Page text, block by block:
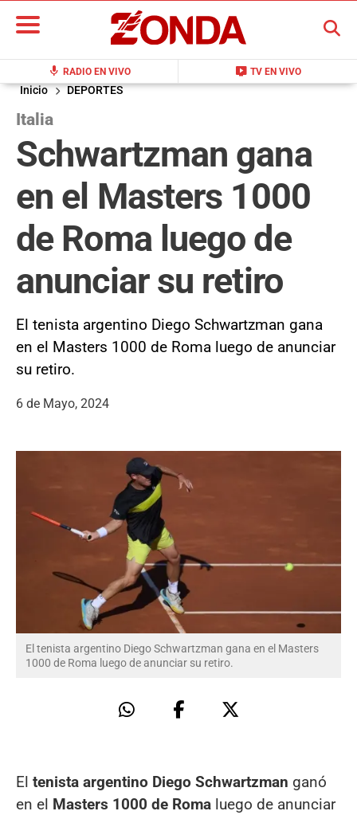
mic RADIO EN VIVO live_tv TV EN VIVO
BUSCAR
Inicio DEPORTES
Italia
Schwartzman gana
en el Masters 1000
de Roma luego de
anunciar su retiro
El tenista argentino Diego Schwartzman gana
en el Masters 1000 de Roma luego de anunciar
su retiro.
6 de Mayo, 2024
El tenista argentino Diego Schwartzman gana en el Masters
1000 de Roma luego de anunciar su retiro.
El tenista argentino Diego Schwartzman ganó
en el Masters 1000 de Roma luego de anunciar